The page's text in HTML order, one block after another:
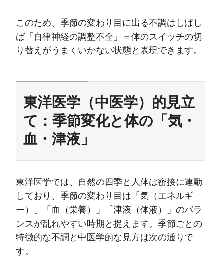
このため、季節の変わり目に出る不調はしばし
ば「自律神経の調整不全」＝体のスイッチの切
り替えがうまくいかない状態と表現できます。
東洋医学（中医学）的見立
て：季節変化と体の「気・
血・津液」
東洋医学では、自然の四季と人体は密接に連動
しており、季節の変わり目は「気（エネルギ
ー）」「血（栄養）」「津液（体液）」のバラ
ンスが乱れやすい時期と捉えます。季節ごとの
特徴的な不調と中医学的な見方は次の通りで
す。